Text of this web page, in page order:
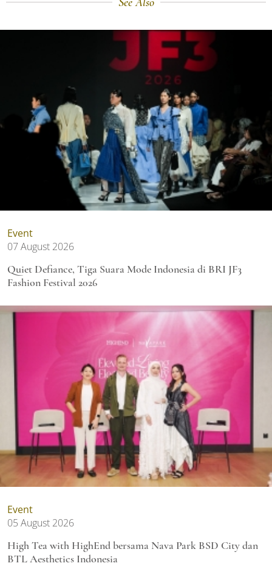
Event
07 August 2026
Quiet Defiance, Tiga Suara Mode Indonesia di BRI JF3
Fashion Festival 2026
Event
05 August 2026
High Tea with HighEnd bersama Nava Park BSD City dan
BTL Aesthetics Indonesia